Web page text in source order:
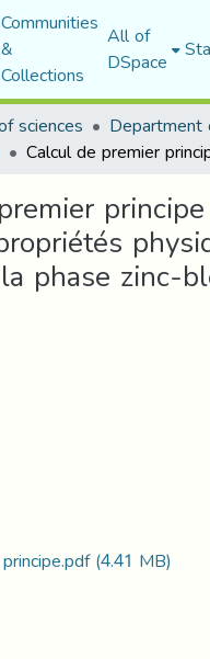
Communities
&
Collections
All of
DSpace
sciences Department
phase zinc-
(4.41 MB)